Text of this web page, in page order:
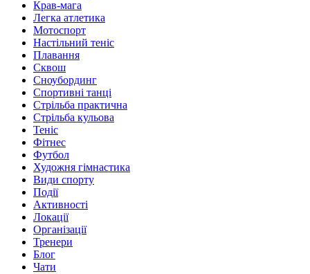
Крав-мага
Легка атлетика
Мотоспорт
Настільний теніс
Плавання
Сквош
Сноубординг
Спортивні танці
Стрільба практична
Стрільба кульова
Теніс
Фітнес
Футбол
Художня гімнастика
Види спорту
Події
Активності
Локації
Організації
Тренери
Блог
Чати